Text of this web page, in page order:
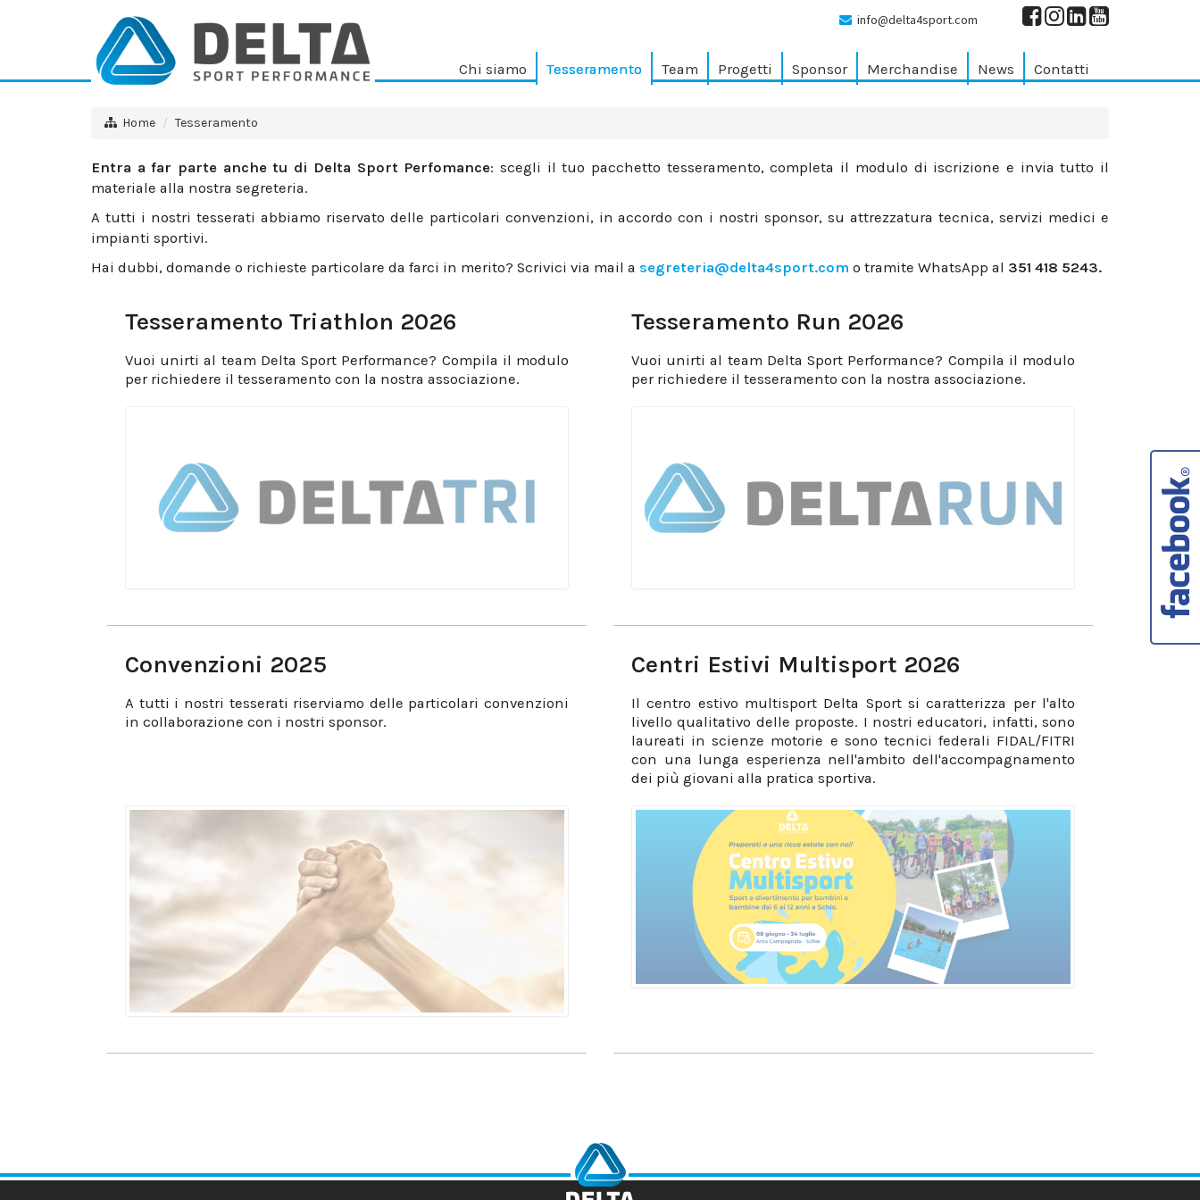
info@delta4sport.com
Chi siamo Tesseramento Team Progetti Sponsor Merchandise News Contatti
Home Tesseramento
Entra a far parte anche tu di Delta Sport Perfomance: scegli il tuo pacchetto tesseramento, completa il modulo di iscrizione e invia tutto il
materiale alla nostra segreteria.
A tutti i nostri tesserati abbiamo riservato delle particolari convenzioni, in accordo con i nostri sponsor, su attrezzatura tecnica, servizi medici e
impianti sportivi.
Hai dubbi, domande o richieste particolare da farci in merito? Scrivici via mail a segreteria@delta4sport.com o tramite WhatsApp al 351 418 5243.
Tesseramento Triathlon 2026
Vuoi unirti al team Delta Sport Performance? Compila il modulo
per richiedere il tesseramento con la nostra associazione.
Tesseramento Run 2026
Vuoi unirti al team Delta Sport Performance? Compila il modulo
per richiedere il tesseramento con la nostra associazione.
Convenzioni 2025
A tutti i nostri tesserati riserviamo delle particolari convenzioni
in collaborazione con i nostri sponsor.
Centri Estivi Multisport 2026
Il centro estivo multisport Delta Sport si caratterizza per l'alto
livello qualitativo delle proposte. I nostri educatori, infatti, sono
laureati in scienze motorie e sono tecnici federali FIDAL/FITRI
con una lunga esperienza nell'ambito dell'accompagnamento
dei più giovani alla pratica sportiva.